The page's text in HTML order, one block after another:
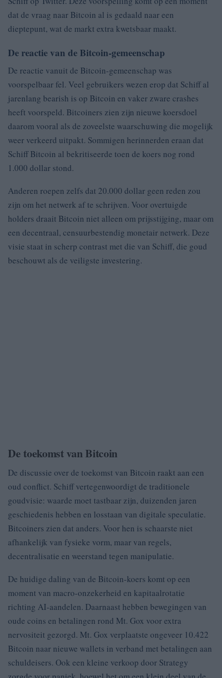
dat de vraag naar Bitcoin al is gedaald naar een
dieptepunt, wat de markt extra kwetsbaar maakt.
De reactie van de Bitcoin-gemeenschap
De reactie vanuit de Bitcoin-gemeenschap was
voorspelbaar fel. Veel gebruikers wezen erop dat Schiff al
jarenlang bearish is op Bitcoin en vaker zware crashes
heeft voorspeld. Bitcoiners zien zijn nieuwe koersdoel
daarom vooral als de zoveelste waarschuwing die mogelijk
weer verkeerd uitpakt. Sommigen herinnerden eraan dat
Schiff Bitcoin al bekritiseerde toen de koers nog rond
1.000 dollar stond.
Anderen roepen zelfs dat 20.000 dollar geen reden zou
zijn om het netwerk af te schrijven. Voor overtuigde
holders draait Bitcoin niet alleen om prijsstijging, maar om
een decentraal, censuurbestendig monetair netwerk. Deze
visie staat in scherp contrast met die van Schiff, die goud
beschouwt als de veiligste investering.
De toekomst van Bitcoin
De discussie over de toekomst van Bitcoin raakt aan een
oud conflict. Schiff vertegenwoordigt de traditionele
goudvisie: waarde moet tastbaar zijn, duizenden jaren
geschiedenis hebben en losstaan van digitale speculatie.
Bitcoiners zien dat anders. Voor hen is schaarste niet
afhankelijk van fysieke vorm, maar van regels,
decentralisatie en weerstand tegen manipulatie.
De huidige daling van de Bitcoin-koers komt op een
moment van macro-onzekerheid en kapitaalrotatie
richting AI-aandelen. Daarnaast hebben bewegingen van
oude coins en betalingen rond Mt. Gox voor extra
nervositeit gezorgd. Mt. Gox verplaatste ongeveer 10.422
Bitcoin naar nieuwe wallets in verband met betalingen aan
schuldeisers. Ook een kleine verkoop door Strategy